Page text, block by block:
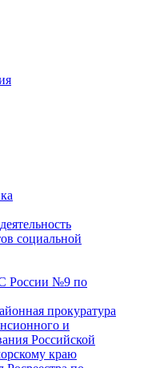
социальной
России №9 по
прокуратура
и
Российской
краю